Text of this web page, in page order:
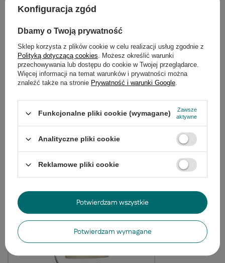
Opis
Szczegółowe dane
Gwarancja
Opinie (0)
Potrzebujesz pomocy? Masz pytania?
niezwłocznie, najciekawsze pytania i
Zadaj pytanie
Produkty z tej samej serii
Żyrandol Draga
3-punktowy do
335,99 zł
Konfiguracja zgód
Dbamy o Twoją prywatność
Sklep korzysta z plików cookie w celu realizacji usług zgodnie z
Polityką dotyczącą cookies. Możesz określić warunki
przechowywania lub dostępu do cookie w Twojej przeglądarce.
Więcej informacji na temat warunków i prywatności można
znaleźć także na stronie Prywatność i warunki Google.
Funkcjonalne pliki cookie (wymagane)
Zawsze
aktywne
Analityczne pliki cookie
Reklamowe pliki cookie
Potwierdzam wymagane
Potwierdzam wszystkie